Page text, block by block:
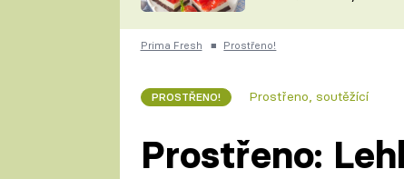
ČESKO NA TALÍŘI
KUCHAŘKA
Prima Fresh ■ Prostřeno!
PROSTŘENO! Prostřeno, soutěžící
Prostřeno: